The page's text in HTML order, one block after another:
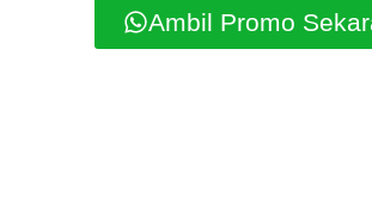
Ambil Promo